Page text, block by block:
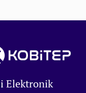
Elektronik